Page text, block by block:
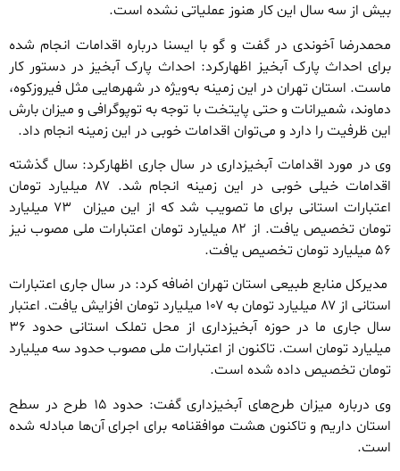
بیش از سه سال این کار هنوز عملیاتی نشده است.
محمدرضا آخوندی در گفت و گو با ایسنا درباره اقدامات انجام شده
برای احداث پارک آبخیز اظهارکرد: احداث پارک آبخیز در دستور کار
ماست. استان تهران در این زمینه به‌ویژه در شهرهایی مثل فیروزکوه،
دماوند، شمیرانات و حتی پایتخت با توجه به توپوگرافی و میزان بارش
این ظرفیت را دارد و می‌توان اقدامات خوبی در این زمینه انجام داد.
وی در مورد اقدامات آبخیزداری در سال جاری اظهارکرد: سال گذشته
اقدامات خیلی خوبی در این زمینه انجام شد. ۸۷ میلیارد تومان
اعتبارات استانی برای ما تصویب شد که از این میزان ۷۳ میلیارد
تومان تخصیص یافت. از ۸۲ میلیارد تومان اعتبارات ملی مصوب نیز
۵۶ میلیارد تومان تخصیص یافت.
مدیرکل منابع طبیعی استان تهران اضافه کرد: در سال جاری اعتبارات
استانی از ۸۷ میلیارد تومان به ۱۰۷ میلیارد تومان افزایش یافت. اعتبار
سال جاری ما در حوزه آبخیزداری از محل تملک استانی حدود ۳۶
میلیارد تومان است. تاکنون از اعتبارات ملی مصوب حدود سه میلیارد
تومان تخصیص داده شده است.
وی درباره میزان طرح‌های آبخیزداری گفت: حدود ۱۵ طرح در سطح
استان داریم و تاکنون هشت موافقنامه برای اجرای آن‌ها مبادله شده
است.